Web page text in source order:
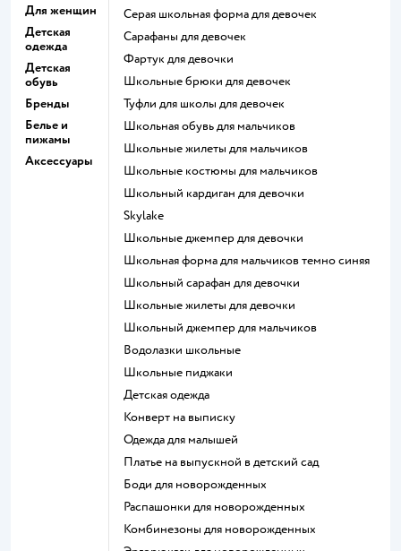
Для женщин
Детская
одежда
Детская
обувь
Бренды
Белье и
пижамы
Аксессуары
Серая школьная форма для девочек
Сарафаны для девочек
Фартук для девочки
Школьные брюки для девочек
Туфли для школы для девочек
Школьная обувь для мальчиков
Школьные жилеты для мальчиков
Школьные костюмы для мальчиков
Школьный кардиган для девочки
Skylake
Школьные джемпер для девочки
Школьная форма для мальчиков темно синяя
Школьный сарафан для девочки
Школьные жилеты для девочки
Школьный джемпер для мальчиков
Водолазки школьные
Школьные пиджаки
Детская одежда
Конверт на выписку
Одежда для малышей
Платье на выпускной в детский сад
Боди для новорожденных
Распашонки для новорожденных
Комбинезоны для новорожденных